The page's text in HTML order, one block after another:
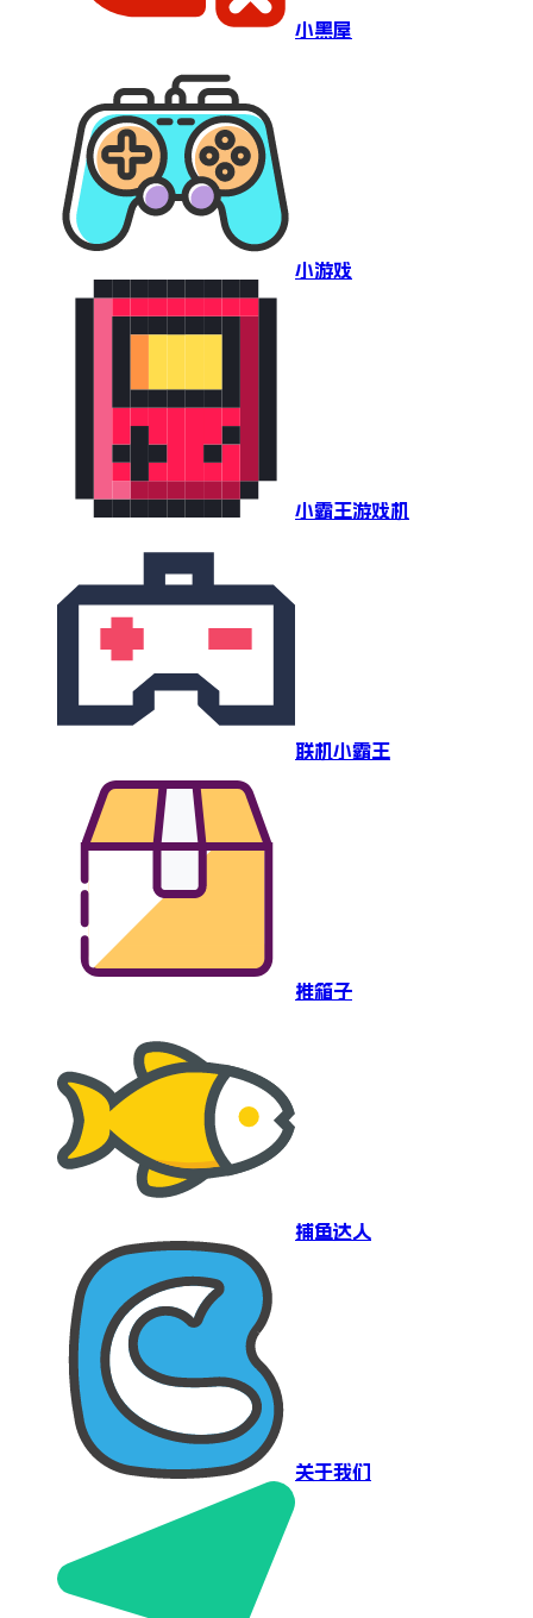
小黑屋
小游戏
小霸王游戏机
联机小霸王
推箱子
捕鱼达人
关于我们